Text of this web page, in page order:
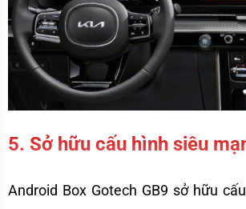
5. Sở hữu cấu hình siêu
Android Box Gotech GB9 sở hữu